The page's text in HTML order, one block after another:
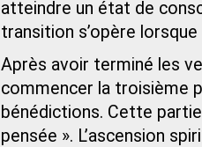
atteindre un état de
transition s’opère
Après avoir terminé les
commencer la troisième
bénédictions. Cette
pensée ». L’ascension